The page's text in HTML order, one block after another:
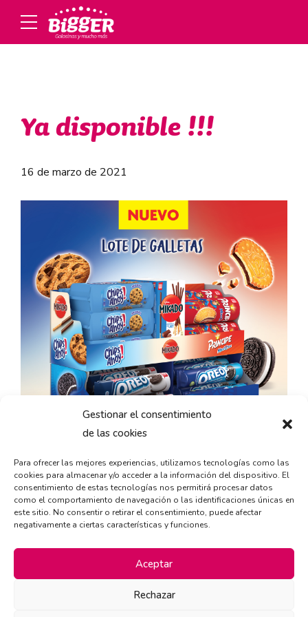
Gestionar el consentimiento
de las cookies
Para ofrecer las mejores experiencias, utilizamos tecnologías como las
cookies para almacenar y/o acceder a la información del dispositivo. El
consentimiento de estas tecnologías nos permitirá procesar datos
como el comportamiento de navegación o las identificaciones únicas en
este sitio. No consentir o retirar el consentimiento, puede afectar
negativamente a ciertas características y funciones.
Aceptar
Rechazar
Ya disponible !!!
16 de marzo de 2021